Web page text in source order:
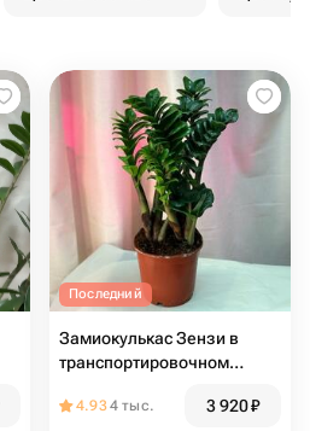
Последний
Замиокулькас Зензи в
транспортировочном
4.934 тыс. 3 920₽